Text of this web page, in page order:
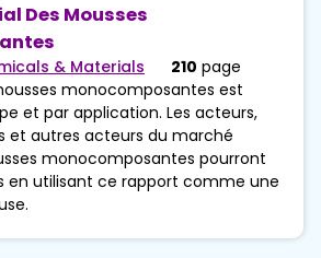
Des Mousses
& Materials 210 page
monocomposantes est
et par application. Les acteurs,
et autres acteurs du marché
monocomposantes pourront
en utilisant ce rapport comme une